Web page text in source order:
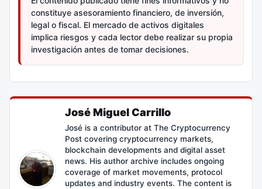
constituye asesoramiento financiero, de inversión,
legal o fiscal. El mercado de activos digitales
implica riesgos y cada lector debe realizar su propia
investigación antes de tomar decisiones.
José Miguel Carrillo
José is a contributor at The Cryptocurrency
Post covering cryptocurrency markets,
blockchain developments and digital asset
news. His author archive includes ongoing
coverage of market movements, protocol
updates and industry events. The content is